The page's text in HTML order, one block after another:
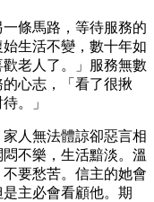
條馬路，等待服務的
生活不變，數十年如
老人了。」服務無數
心志，「看了很揪
。」
人無法體諒卻惡言相
不樂，生活黯淡。溫
要愁苦。信主的她會
主必會看顧他。期